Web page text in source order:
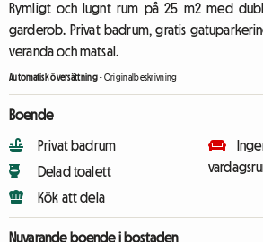
Rymligt och lugnt rum på 25 m2 med
garderob. Privat badrum, gratis
veranda och matsal.
Automatisk översättning-Originalbeskrivning
Boende
Privat badrum
Delad toalett
Kök att dela
Nuvarande boende i bostaden